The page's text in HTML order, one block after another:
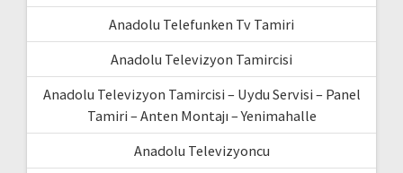
Anadolu Telefunken Tv Tamiri
Anadolu Televizyon Tamircisi
Anadolu Televizyon Tamircisi – Uydu Servisi – Panel
Tamiri – Anten Montajı – Yenimahalle
Anadolu Televizyoncu